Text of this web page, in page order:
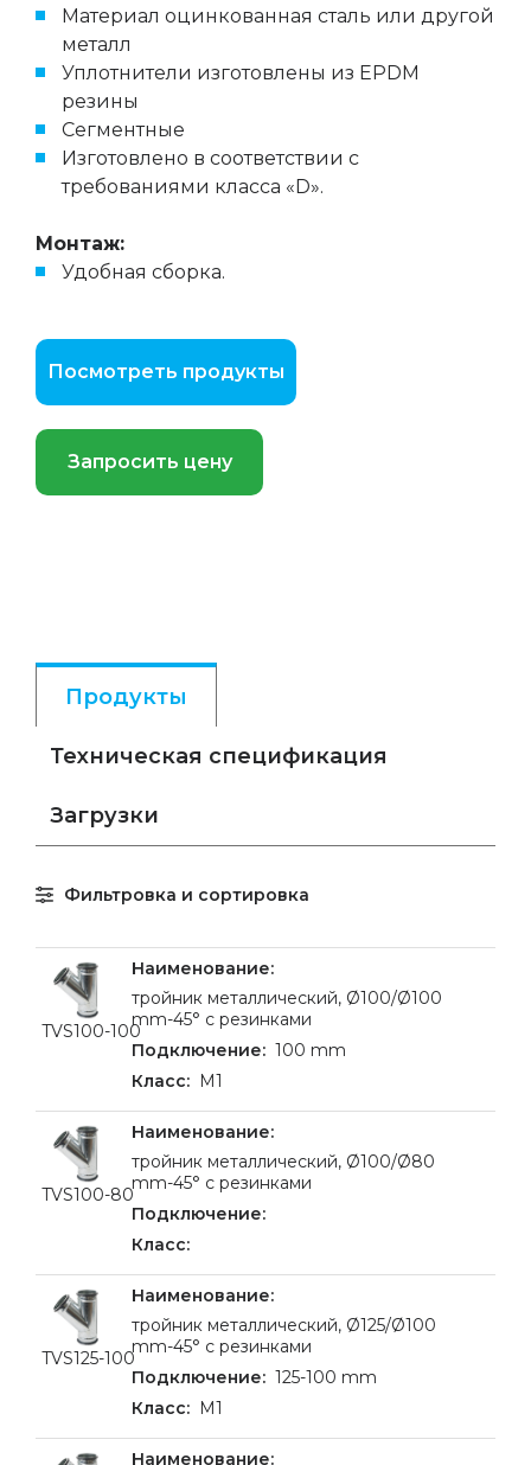
Материал оцинкованная сталь или другой
металл
Уплотнители изготовлены из EPDM
резины
Cегментныe
Изготовлено в соответствии с
требованиями класса «D».
Монтаж:
Удобная сборка.
Посмотреть продукты
Запросить цену
Продукты
Техническая спецификация
Загрузки
Фильтровка и сортировка
TVS100-100
тройник металлический, Ø100/Ø100
mm-45° с резинками
100 mm
M1
TVS100-80
тройник металлический, Ø100/Ø80
mm-45° с резинками
TVS125-100
тройник металлический, Ø125/Ø100
mm-45° с резинками
125-100 mm
M1